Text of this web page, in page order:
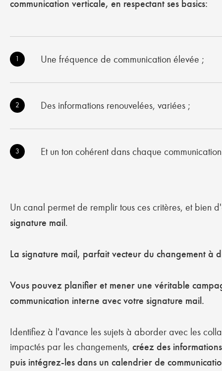
communication verticale, en respectant ses basics:
1 Une fréquence de communication élevée ;
2 Des informations renouvelées, variées ;
3 Et un ton cohérent dans chaque
Un canal permet de remplir tous ces critères, et bien
signature mail.
La signature mail, parfait vecteur du changement à
Vous pouvez planifier et mener une véritable
communication interne avec votre signature mail.
Identifiez à l'avance les sujets à aborder avec les
impactés par les changements, créez des
puis intégrez-les dans un calendrier de